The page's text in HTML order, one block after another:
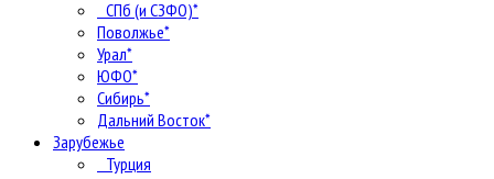
СПб (и СЗФО)*
Поволжье*
Урал*
ЮФО*
Сибирь*
Дальний Восток*
Зарубежье
Турция